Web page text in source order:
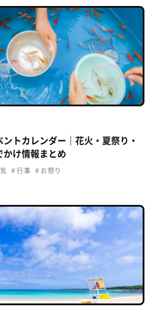
トカレンダー｜花火・夏祭り・
かけ情報まとめ
行事 お祭り